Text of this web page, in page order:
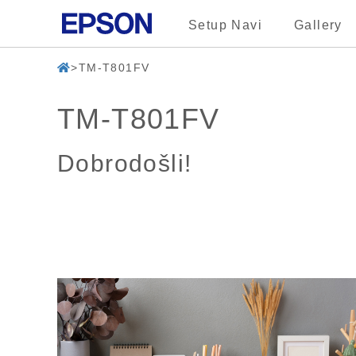
Setup Navi Gallery
TM-T801FV
TM-T801FV
Dobrodošli!